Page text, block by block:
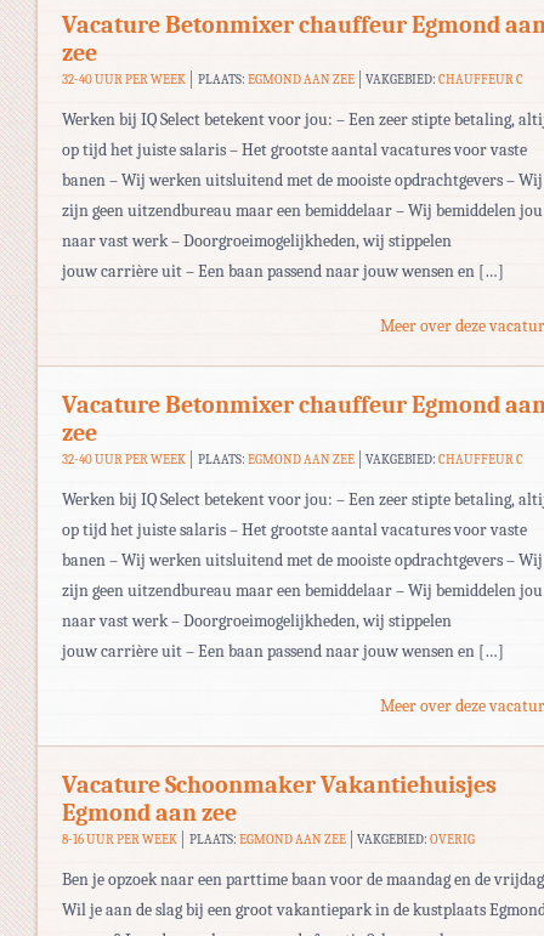
Vacature Betonmixer chauffeur Egmond
zee
32-40 UUR PER WEEK PLAATS: EGMOND AAN ZEE VAKGEBIED:CHAUFFEUR C
Werken bij IQ Select betekent voor jou: – Een zeer stipte betaling,
op tijd het juiste salaris – Het grootste aantal vacatures voor vaste
banen – Wij werken uitsluitend met de mooiste opdrachtgevers – Wij
zijn geen uitzendbureau maar een bemiddelaar – Wij bemiddelen jou
naar vast werk – Doorgroeimogelijkheden, wij stippelen
jouw carrière uit – Een baan passend naar jouw wensen en […]
Meer over deze
Vacature Betonmixer chauffeur Egmond
zee
32-40 UUR PER WEEK PLAATS: EGMOND AAN ZEE VAKGEBIED:CHAUFFEUR C
Werken bij IQ Select betekent voor jou: – Een zeer stipte betaling,
op tijd het juiste salaris – Het grootste aantal vacatures voor vaste
banen – Wij werken uitsluitend met de mooiste opdrachtgevers – Wij
zijn geen uitzendbureau maar een bemiddelaar – Wij bemiddelen jou
naar vast werk – Doorgroeimogelijkheden, wij stippelen
jouw carrière uit – Een baan passend naar jouw wensen en […]
Meer over deze
Vacature Schoonmaker Vakantiehuisjes
Egmond aan zee
8-16 UUR PER WEEK PLAATS: EGMOND AAN ZEE VAKGEBIED:OVERIG
Ben je opzoek naar een parttime baan voor de maandag en de
Wil je aan de slag bij een groot vakantiepark in de kustplaats